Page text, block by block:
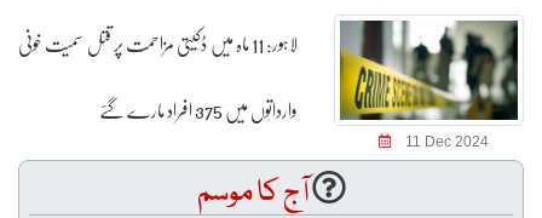
11 Dec 2024
لاہور: 11 ماہ میں ڈکیتی مزاحمت پر قتل سمیت خونی
وارداتوں میں 375 افراد مارے گئے
آج کا موسم